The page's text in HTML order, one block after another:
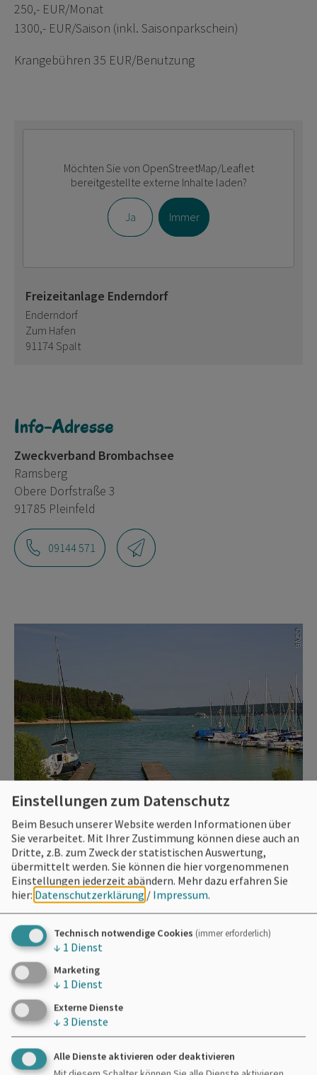
250,- EUR/Monat
1300,- EUR/Saison (inkl. Saisonparkschein)
Krangebühren 35 EUR/Benutzung
Möchten Sie von OpenStreetMap/Leaflet
bereitgestellte externe Inhalte laden?
Ja Immer
Freizeitanlage Enderndorf
Enderndorf
Zum Hafen
91174 Spalt
Info-Adresse
Zweckverband Brombachsee
Ramsberg
Obere Dorfstraße 3
91785 Pleinfeld
09144 571
Einstellungen zum Datenschutz
Beim Besuch unserer Website werden Informationen über
Sie verarbeitet. Mit Ihrer Zustimmung können diese auch an
Dritte, z.B. zum Zweck der statistischen Auswertung,
übermittelt werden. Sie können die hier vorgenommenen
Einstellungen jederzeit abändern. Mehr dazu erfahren Sie
hier: Datenschutzerklärung / Impressum.
Technisch notwendige Cookies (immer erforderlich)
↓ 1 Dienst
Marketing
↓ 1 Dienst
Externe Dienste
↓ 3 Dienste
Alle Dienste aktivieren oder deaktivieren